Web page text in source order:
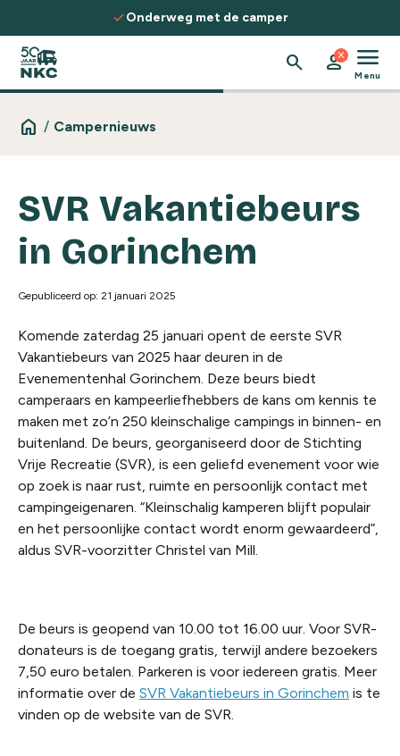
Spring naar de inhoud
checkOnderweg met de camper
search person
close menu
Menu
home / Campernieuws
SVR Vakantiebeurs
in Gorinchem
Gepubliceerd op: 21 januari 2025
Komende zaterdag 25 januari opent de eerste SVR
Vakantiebeurs van 2025 haar deuren in de
Evenementenhal Gorinchem. Deze beurs biedt
camperaars en kampeerliefhebbers de kans om kennis te
maken met zo’n 250 kleinschalige campings in binnen- en
buitenland. De beurs, georganiseerd door de Stichting
Vrije Recreatie (SVR), is een geliefd evenement voor wie
op zoek is naar rust, ruimte en persoonlijk contact met
campingeigenaren. “Kleinschalig kamperen blijft populair
en het persoonlijke contact wordt enorm gewaardeerd”,
aldus SVR-voorzitter Christel van Mill.
De beurs is geopend van 10.00 tot 16.00 uur. Voor SVR-
donateurs is de toegang gratis, terwijl andere bezoekers
7,50 euro betalen. Parkeren is voor iedereen gratis. Meer
informatie over de SVR Vakantiebeurs in Gorinchem is te
vinden op de website van de SVR.